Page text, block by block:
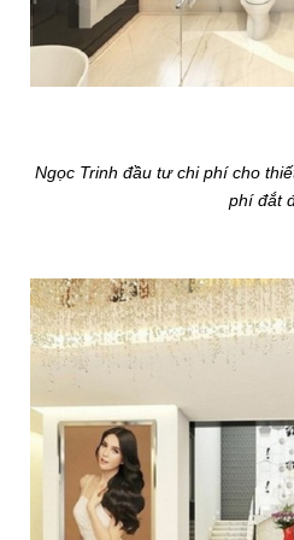
Ngọc Trinh đầu tư chi phí cho
phí đắt